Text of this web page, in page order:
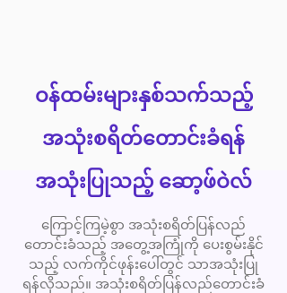
ဝန်ထမ်းများနှစ်သက်သည့်
အသုံးစရိတ်တောင်းခံရန်
အသုံးပြုသည့် ဆော့ဖ်ဝဲလ်
ကြောင့်ကြမဲ့စွာ အသုံးစရိတ်ပြန်လည်
တောင်းခံသည့် အတွေ့အကြုံကို ပေးစွမ်းနိုင်
သည့် လက်ကိုင်ဖုန်းပေါ်တွင် သာအသုံးပြု
ရန်လိုသည်။ အသုံးစရိတ်ပြန်လည်တောင်းခံ